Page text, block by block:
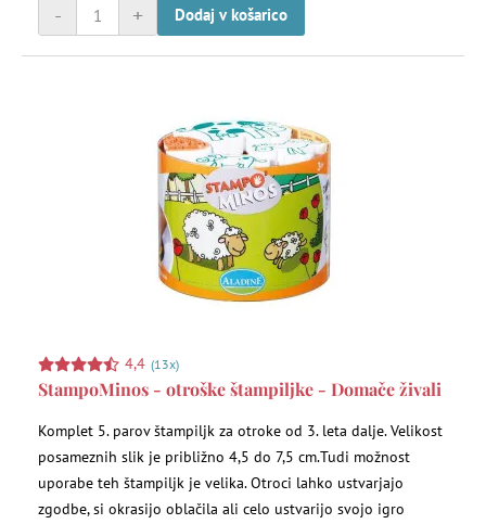
+
- Dodaj v košarico
4,4 (13x)
StampoMinos - otroške štampiljke - Domače živali
Komplet 5. parov štampiljk za otroke od 3. leta dalje. Velikost
posameznih slik je približno 4,5 do 7,5 cm.Tudi možnost
uporabe teh štampiljk je velika. Otroci lahko ustvarjajo
zgodbe, si okrasijo oblačila ali celo ustvarijo svojo igro